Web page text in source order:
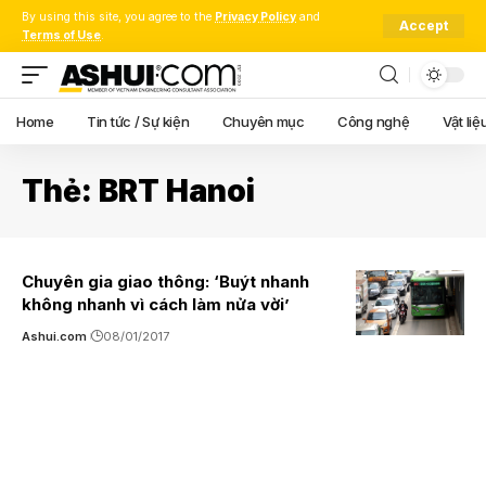
By using this site, you agree to the Privacy Policy and
Terms of Use.
Accept
Home Tin tức / Sự kiện Chuyên mục Công nghệ Vật
Thẻ: BRT Hanoi
Chuyên gia giao thông: ‘Buýt nhanh
không nhanh vì cách làm nửa vời’
Ashui.com 08/01/2017